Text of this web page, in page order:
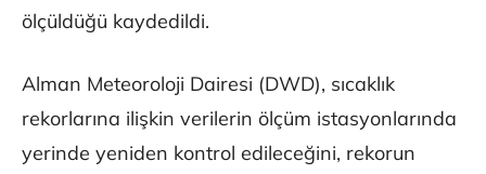
ölçüldüğü kaydedildi.
Alman Meteoroloji Dairesi (DWD), sıcaklık
rekorlarına ilişkin verilerin ölçüm istasyonlarında
yerinde yeniden kontrol edileceğini, rekorun